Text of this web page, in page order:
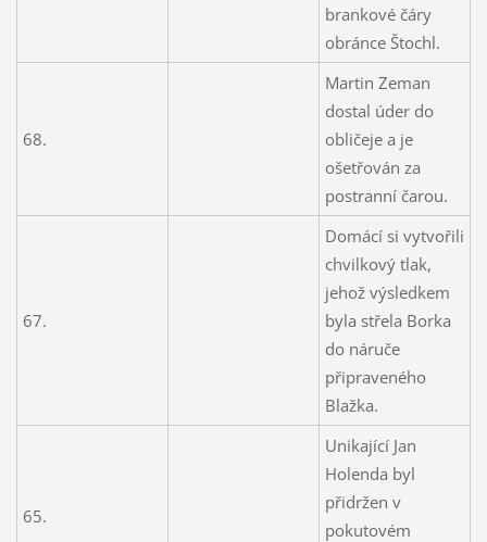
brankové čáry
obránce Štochl.
68.
Martin Zeman
dostal úder do
obličeje a je
ošetřován za
postranní čarou.
67.
Domácí si vytvořili
chvilkový tlak,
jehož výsledkem
byla střela Borka
do náruče
připraveného
Blažka.
65.
Unikající Jan
Holenda byl
přidržen v
pokutovém